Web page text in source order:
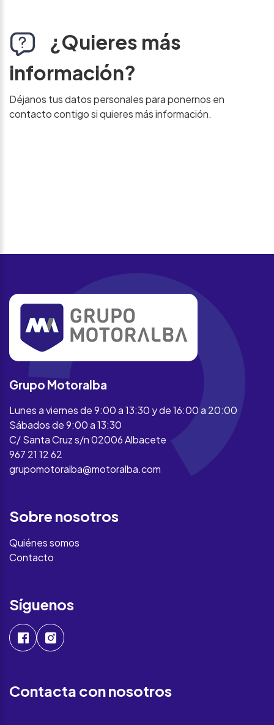
¿Quieres más
información?
Déjanos tus datos personales para ponernos en
contacto contigo si quieres más información.
Grupo Motoralba
Lunes a viernes de 9:00 a 13:30 y de 16:00 a 20:00
Sábados de 9:00 a 13:30
C/ Santa Cruz s/n 02006 Albacete
967 21 12 62
grupomotoralba@motoralba.com
Sobre nosotros
Quiénes somos
Contacto
Síguenos
Contacta con nosotros